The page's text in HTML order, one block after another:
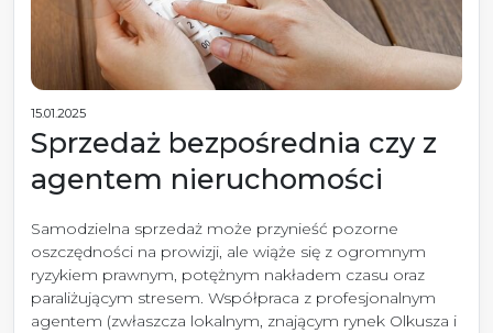
15.01.2025
Sprzedaż bezpośrednia czy z
agentem nieruchomości
Samodzielna sprzedaż może przynieść pozorne
oszczędności na prowizji, ale wiąże się z ogromnym
ryzykiem prawnym, potężnym nakładem czasu oraz
paraliżującym stresem. Współpraca z profesjonalnym
agentem (zwłaszcza lokalnym, znającym rynek Olkusza i